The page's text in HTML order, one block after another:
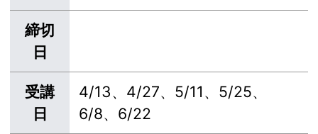
締切
日
受講
日
4/13、4/27、5/11、5/25、
6/8、6/22